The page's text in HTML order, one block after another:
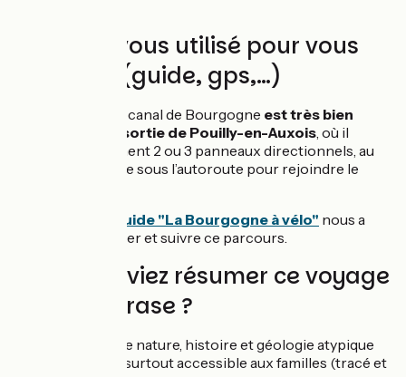
Qu’avez-vous utilisé pour vous
repérer ? (guide, gps,…)
L’itinéraire sur le canal de Bourgogne est très bien
sauf à la sortie de Pouilly-en-Auxois, où il
manque simplement 2 ou 3 panneaux directionnels, au
niveau du passage sous l’autoroute pour rejoindre le
petit topo-guide "La Bourgogne à vélo" nous a
suffi pour préparer et suivre ce parcours.
Si vous deviez résumer ce voyage
en une phrase ?
Découverte d’une nature, histoire et géologie atypique
liée à ce canal et surtout accessible aux familles (tracé et